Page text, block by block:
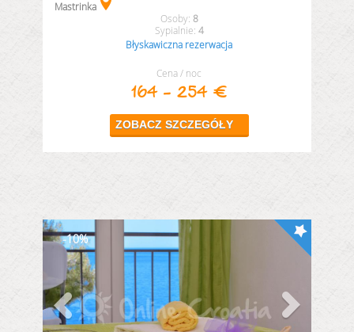
Mastrinka
8
4
Błyskawiczna rezerwacja
Cena / noc
164 - 254 €
10